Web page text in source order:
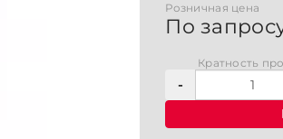
Розничная цена
По
Кратность